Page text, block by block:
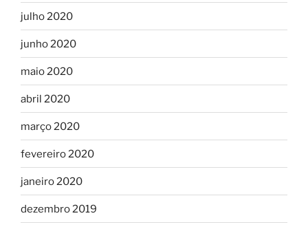
julho 2020
junho 2020
maio 2020
abril 2020
março 2020
fevereiro 2020
janeiro 2020
dezembro 2019